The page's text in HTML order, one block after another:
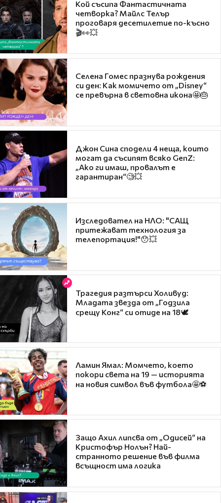
Кой съсипа Фантастичната
четворка? Майлс Телър
проговаря десетилетие по-късно
🎬👀💥
Селена Гомес празнува рождения
си ден: Как момичето от „Disney“
се превърна в световна икона🤩🎂
Джон Сина сподели 4 неща, които
могат да съсипят всяко GenZ:
„Ако ги имаш, провалът е
гарантиран“🧐💥
Изследовател на НЛО: "САЩ
притежават технология за
телепортация!"😯💥
Трагедия разтърси Холивуд:
Младата звезда от „Годзила
срещу Конг“ си отиде на 18🕊️
Ламин Ямал: Момчето, което
покори света на 19 — историята
на новия символ във футбола🤩⚽
Защо Ахил липсва от „Одисей“ на
Кристофър Нолън? Най-
странното решение във филма
всъщност има логика